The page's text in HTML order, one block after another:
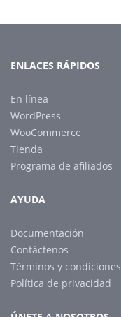
ENLACES RÁPIDOS
En línea
WordPress
WooCommerce
Tienda
Programa de afiliados
AYUDA
Documentación
Contáctenos
Términos y condiciones
Política de privacidad